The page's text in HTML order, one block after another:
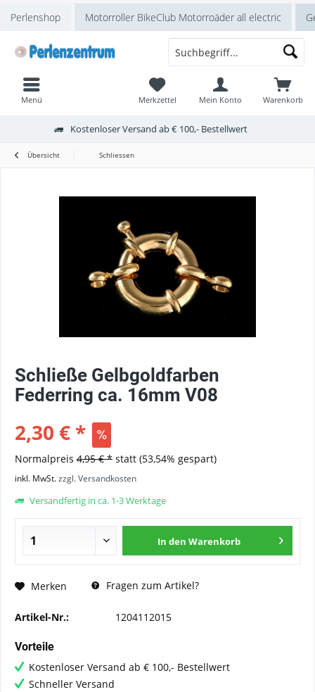
Perlenshop Motorroller BikeClub Motorroäder all electric
Kostenloser Versand ab € 100,- Bestellwert
Warenkorb
Merkzettel Mein Konto
Menü
Übersicht Schliessen
Schließe Gelbgoldfarben
Federring ca. 16mm V08
2,30 € *
Normalpreis 4,95 € * statt (53,54% gespart)
inkl. MwSt.zzgl. Versandkosten
Versandfertig in ca. 1-3 Werktage
In den Warenkorb
Merken Fragen zum Artikel?
Artikel-Nr.: 1204112015
Vorteile
Kostenloser Versand ab € 100,- Bestellwert
Schneller Versand